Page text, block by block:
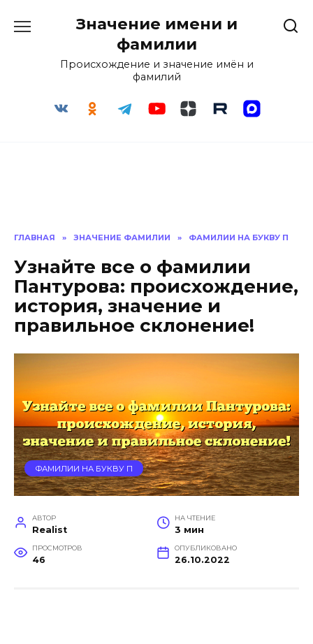
Значение имени и
фамилии
Происхождение и значение имён и
фамилий
ГЛАВНАЯ » ЗНАЧЕНИЕ ФАМИЛИИ » ФАМИЛИИ НА БУКВУ П
Узнайте все о фамилии
Пантурова: происхождение,
история, значение и
правильное склонение!
ФАМИЛИИ НА БУКВУ П
АВТОР
Realist
НА ЧТЕНИЕ
3 мин
ПРОСМОТРОВ
46
ОПУБЛИКОВАНО
26.10.2022